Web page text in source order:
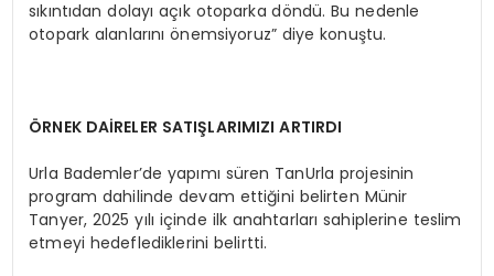
sıkıntıdan dolayı açık otoparka döndü. Bu nedenle
otopark alanlarını önemsiyoruz” diye konuştu.
ÖRNEK DAİRELER SATIŞLARIMIZI ARTIRDI
Urla Bademler’de yapımı süren TanUrla projesinin
program dahilinde devam ettiğini belirten Münir
Tanyer, 2025 yılı içinde ilk anahtarları sahiplerine teslim
etmeyi hedeflediklerini belirtti.